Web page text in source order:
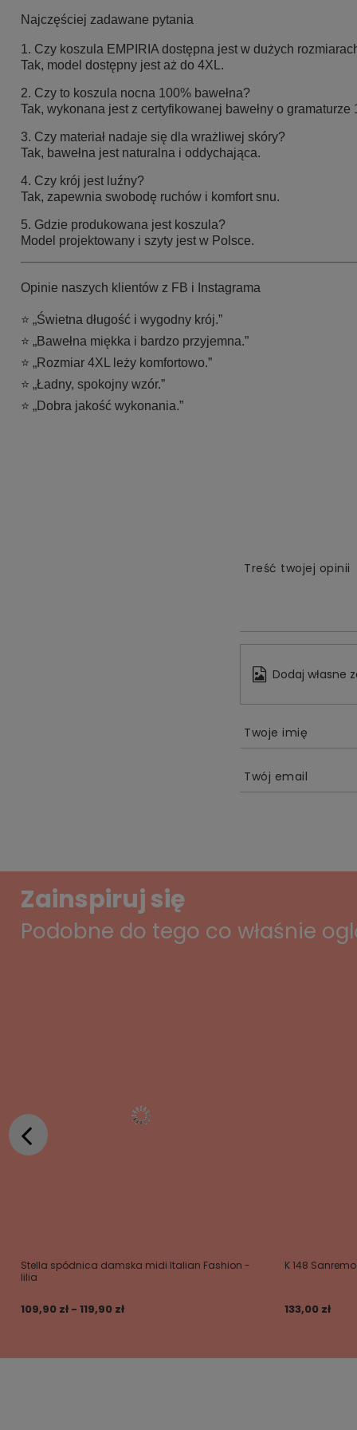
Najczęściej zadawane pytania
1. Czy koszula EMPIRIA dostępna jest w dużych
Tak, model dostępny jest aż do 4XL.
2. Czy to koszula nocna 100% bawełna?
Tak, wykonana jest z certyfikowanej bawełny o gramaturze
3. Czy materiał nadaje się dla wrażliwej skóry?
Tak, bawełna jest naturalna i oddychająca.
4. Czy krój jest luźny?
Tak, zapewnia swobodę ruchów i komfort snu.
5. Gdzie produkowana jest koszula?
Model projektowany i szyty jest w Polsce.
Opinie naszych klientów z FB i Instagrama
⭐ „Świetna długość i wygodny krój.”
⭐ „Bawełna miękka i bardzo przyjemna.”
⭐ „Rozmiar 4XL leży komfortowo.”
⭐ „Ładny, spokojny wzór.”
⭐ „Dobra jakość wykonania.”
Treść twojej opinii
Dodaj własne
Twoje imię
Twój email
Zainspiruj się
Podobne do tego co właśnie
Stella spódnica damska midi Italian Fashion -
lilia
109,90 zł - 119,90 zł
K 148
133,00 zł